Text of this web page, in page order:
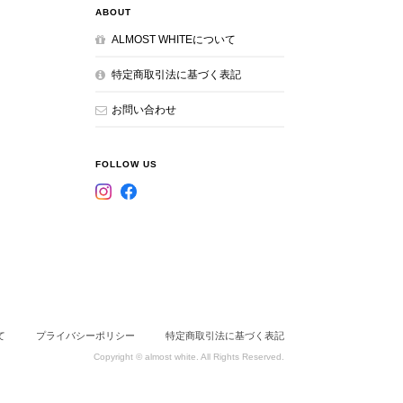
ABOUT
ALMOST WHITEについて
特定商取引法に基づく表記
お問い合わせ
FOLLOW US
プライバシーポリシー 特定商取引法に基づく表記
Copyright © almost white. All Rights Reserved.